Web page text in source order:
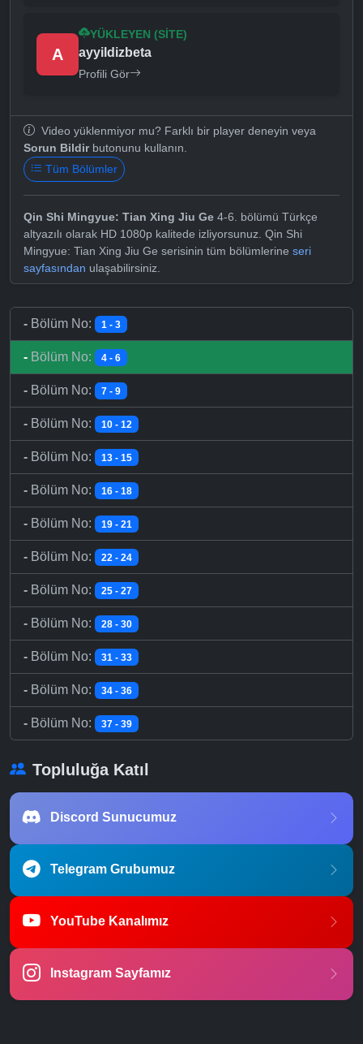
A
YÜKLEYEN (SITE)
ayyildizbeta
Profili Gör
Video yüklenmiyor mu? Farklı bir player deneyin veya
Sorun Bildirbutonunu kullanın.
Tüm Bölümler
Qin Shi Mingyue: Tian Xing Jiu Ge 4-6. bölümü Türkçe
altyazılı olarak HD 1080p kalitede izliyorsunuz. Qin Shi
Mingyue: Tian Xing Jiu Ge serisinin tüm bölümlerine seri
sayfasından ulaşabilirsiniz.
- Bölüm No: 1 - 3
- Bölüm No: 4 - 6
- Bölüm No: 7 - 9
- Bölüm No: 10 - 12
- Bölüm No: 13 - 15
- Bölüm No: 16 - 18
- Bölüm No: 19 - 21
- Bölüm No: 22 - 24
- Bölüm No: 25 - 27
- Bölüm No: 28 - 30
- Bölüm No: 31 - 33
- Bölüm No: 34 - 36
- Bölüm No: 37 - 39
Topluluğa Katıl
Discord Sunucumuz
Telegram Grubumuz
YouTube Kanalımız
Instagram Sayfamız